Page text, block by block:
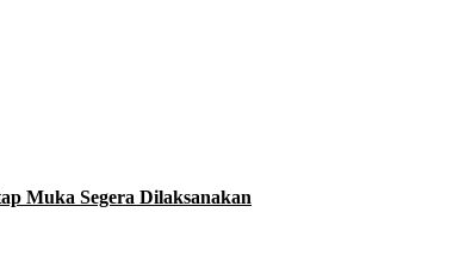
Muka Segera Dilaksanakan